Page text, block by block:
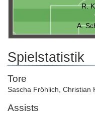
R.
A.
Spielstatistik
Tore
Sascha Fröhlich Christian
Assists